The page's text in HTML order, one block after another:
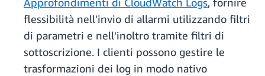
flessibilità nell'invio di allarmi utilizzando filtri
di parametri e nell'inoltro tramite filtri di
sottoscrizione. I clienti possono gestire le
trasformazioni dei log in modo nativo